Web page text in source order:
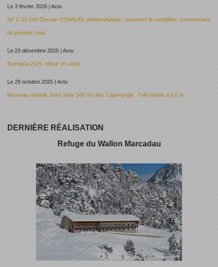
Le 3 février 2026 | Actu
NF C 15-100 Dossier CONSUEL photovoltaïque : comment le compléter correctement
du premier coup
Le 23 décembre 2025 | Actu
Energaïa 2025, retour en video
Le 29 octobre 2025 | Actu
Nouveau module Jinko Solar 500 W chez Capenergie : TVA réduite à 5,5 %
DERNIÈRE RÉALISATION
Refuge du Wallon Marcadau